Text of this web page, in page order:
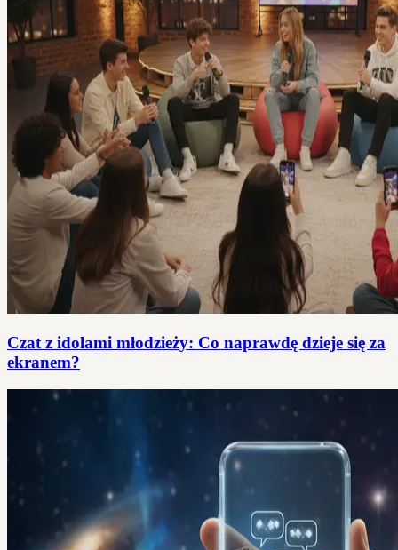
Czat z idolami młodzieży: Co naprawdę dzieje się za
ekranem?